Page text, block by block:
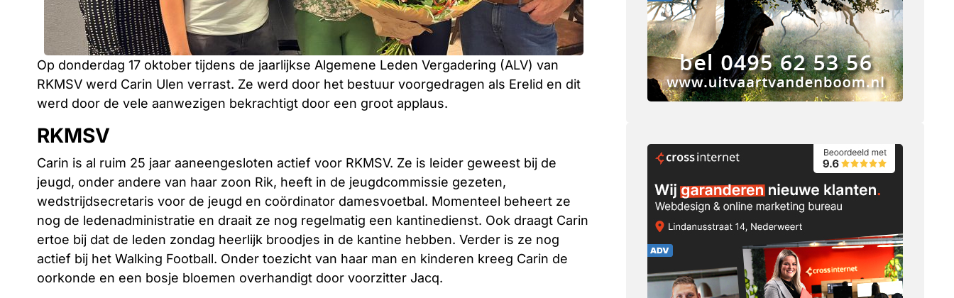
Op donderdag 17 oktober tijdens de jaarlijkse Algemene Leden Vergadering (ALV) van
RKMSV werd Carin Ulen verrast. Ze werd door het bestuur voorgedragen als Erelid en dit
werd door de vele aanwezigen bekrachtigt door een groot applaus.
RKMSV
Carin is al ruim 25 jaar aaneengesloten actief voor RKMSV. Ze is leider geweest bij de
jeugd, onder andere van haar zoon Rik, heeft in de jeugdcommissie gezeten,
wedstrijdsecretaris voor de jeugd en coördinator damesvoetbal. Momenteel beheert ze
nog de ledenadministratie en draait ze nog regelmatig een kantinedienst. Ook draagt Carin
ertoe bij dat de leden zondag heerlijk broodjes in de kantine hebben. Verder is ze nog
actief bij het Walking Football. Onder toezicht van haar man en kinderen kreeg Carin de
oorkonde en een bosje bloemen overhandigt door voorzitter Jacq.